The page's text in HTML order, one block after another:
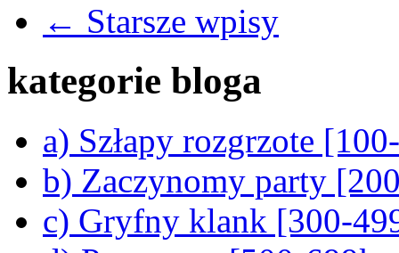
← Starsze wpisy
kategorie bloga
a) Szłapy rozgrzote
b) Zaczynomy party
c) Gryfny klank [300-